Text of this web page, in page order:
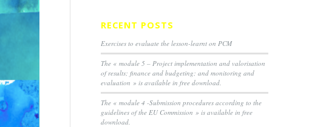
RECENT POSTS
Exercises to evaluate the lesson-learnt on PCM
The « module 5 – Project implementation and valorisation
of results; finance and budgeting; and monitoring and
evaluation » is available in free download.
The « module 4 -Submission procedures according to the
guidelines of the EU Commission » is available in free
download.